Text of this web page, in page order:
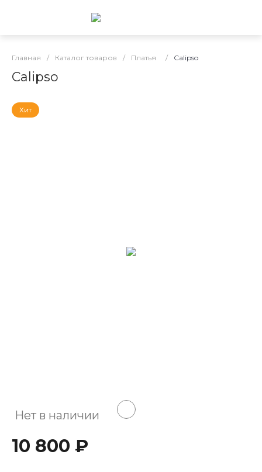
Главная / Каталог товаров / Платья / Calipso
Calipso
Хит
Нет в наличии
10 800 ₽